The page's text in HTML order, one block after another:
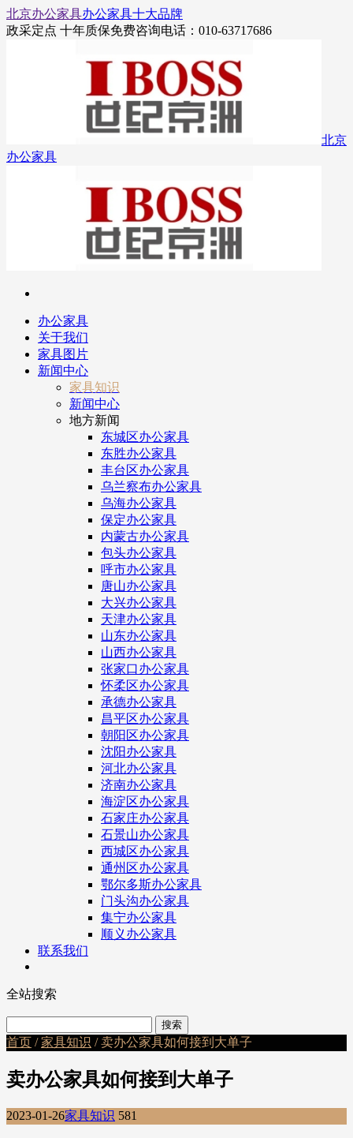
北京办公家具办公家具十大品牌
政采定点 十年质保免费咨询电话：010-63717686
北京
办公家具
办公家具
关于我们
家具图片
新闻中心
家具知识
新闻中心
地方新闻
东城区办公家具
东胜办公家具
丰台区办公家具
乌兰察布办公家具
乌海办公家具
保定办公家具
内蒙古办公家具
包头办公家具
呼市办公家具
唐山办公家具
大兴办公家具
天津办公家具
山东办公家具
山西办公家具
张家口办公家具
怀柔区办公家具
承德办公家具
昌平区办公家具
朝阳区办公家具
沈阳办公家具
河北办公家具
济南办公家具
海淀区办公家具
石家庄办公家具
石景山办公家具
西城区办公家具
通州区办公家具
鄂尔多斯办公家具
门头沟办公家具
集宁办公家具
顺义办公家具
联系我们
全站搜索
首页 /家具知识 / 卖办公家具如何接到大单子
卖办公家具如何接到大单子
2023-01-26家具知识 581